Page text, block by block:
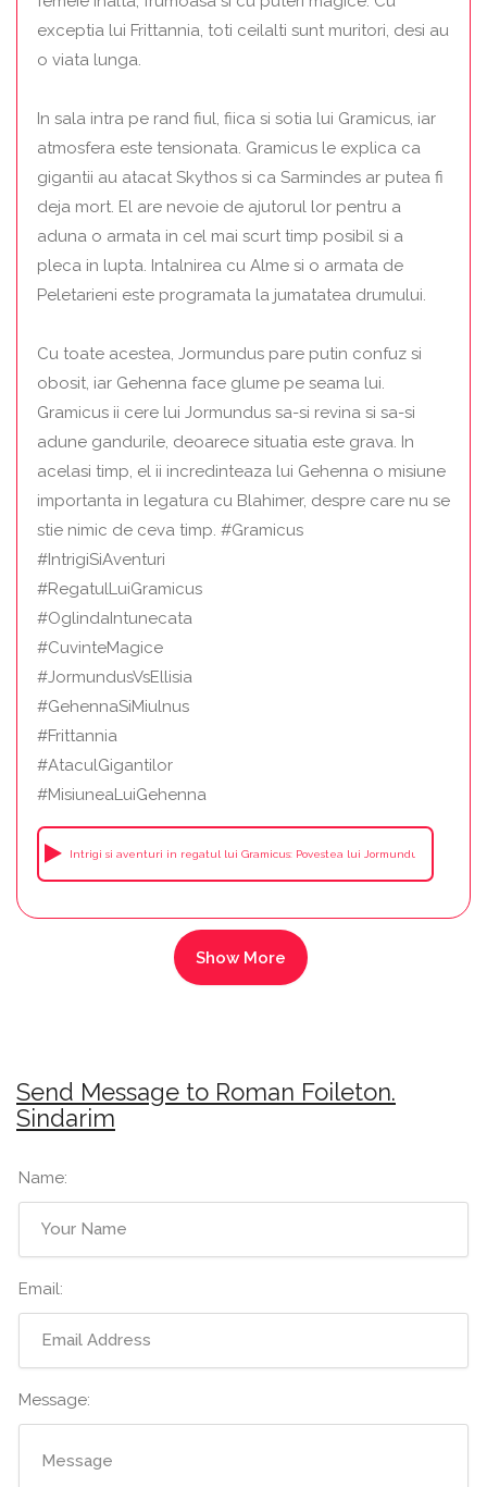
exceptia lui Frittannia, toti ceilalti sunt muritori, desi au
o viata lunga.
In sala intra pe rand fiul, fiica si sotia lui Gramicus, iar
atmosfera este tensionata. Gramicus le explica ca
gigantii au atacat Skythos si ca Sarmindes ar putea fi
deja mort. El are nevoie de ajutorul lor pentru a
aduna o armata in cel mai scurt timp posibil si a
pleca in lupta. Intalnirea cu Alme si o armata de
Peletarieni este programata la jumatatea drumului.
Cu toate acestea, Jormundus pare putin confuz si
obosit, iar Gehenna face glume pe seama lui.
Gramicus ii cere lui Jormundus sa-si revina si sa-si
adune gandurile, deoarece situatia este grava. In
acelasi timp, el ii incredinteaza lui Gehenna o misiune
importanta in legatura cu Blahimer, despre care nu se
stie nimic de ceva timp. #Gramicus
#IntrigiSiAventuri
#RegatulLuiGramicus
#OglindaIntunecata
#CuvinteMagice
#JormundusVsEllisia
#GehennaSiMiulnus
#Frittannia
#AtaculGigantilor
#MisiuneaLuiGehenna
Intrigi si aventuri in regatul lui Gramicus: Povestea lui Jormundus
Send Message to Roman Foileton.
Sindarim
Name:
Email:
Message: